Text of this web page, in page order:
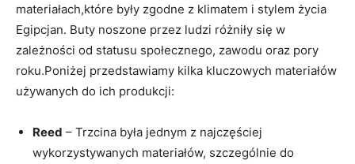
materiałach,które były zgodne z klimatem i stylem życia
⁤Egipcjan. Buty noszone przez ludzi różniły się w⁤
zależności od statusu społecznego, zawodu​ oraz pory
roku.Poniżej przedstawiamy kilka kluczowych materiałów
używanych do ich produkcji:
Reed ‍– Trzcina‌ była⁤ jednym z najczęściej
wykorzystywanych materiałów, szczególnie do‌